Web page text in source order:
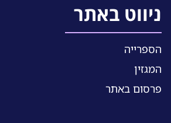
ניווט באתר
הספרייה
המגזין
פרסום באתר